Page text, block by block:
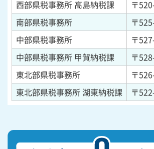
西部県税事務所 高島納税課
〒
南部県税事務所
〒
中部県税事務所
〒
中部県税事務所 甲賀納税課
〒
東北部県税事務所
〒
東北部県税事務所 湖東納税課
〒